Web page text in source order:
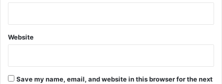
Website
Save my name, email, and website in this browser for the next